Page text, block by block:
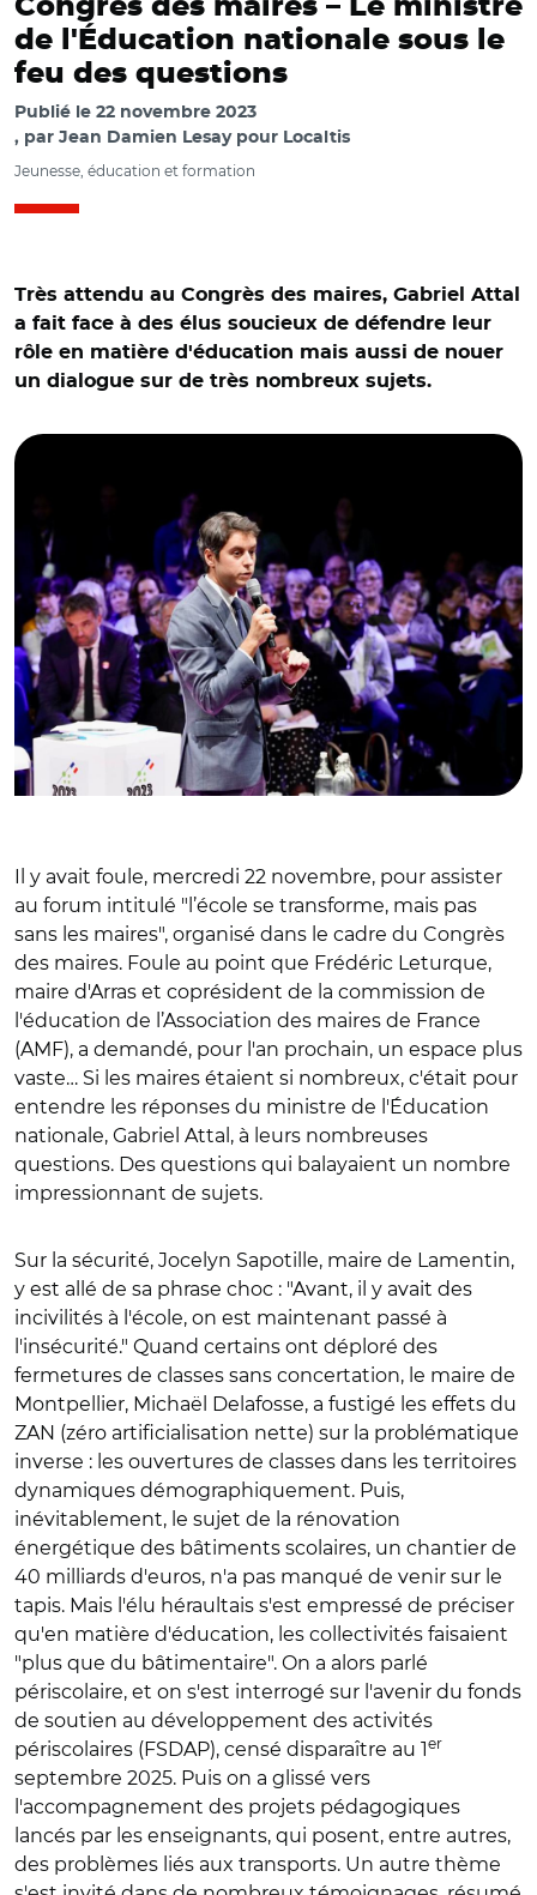
Congrès des maires – Le ministre
de l'Éducation nationale sous le
feu des questions
Publié le 22 novembre 2023
par Jean Damien Lesay pour Localtis
Jeunesse, éducation et formation
Très attendu au Congrès des maires, Gabriel Attal
a fait face à des élus soucieux de défendre leur
rôle en matière d'éducation mais aussi de nouer
un dialogue sur de très nombreux sujets.
Il y avait foule, mercredi 22 novembre, pour assister
au forum intitulé "l’école se transforme, mais pas
sans les maires", organisé dans le cadre du Congrès
des maires. Foule au point que Frédéric Leturque,
maire d'Arras et coprésident de la commission de
l'éducation de l’Association des maires de France
(AMF), a demandé, pour l'an prochain, un espace plus
vaste… Si les maires étaient si nombreux, c'était pour
entendre les réponses du ministre de l'Éducation
nationale, Gabriel Attal, à leurs nombreuses
questions. Des questions qui balayaient un nombre
impressionnant de sujets.
Sur la sécurité, Jocelyn Sapotille, maire de Lamentin,
y est allé de sa phrase choc : "Avant, il y avait des
incivilités à l'école, on est maintenant passé à
l'insécurité." Quand certains ont déploré des
fermetures de classes sans concertation, le maire de
Montpellier, Michaël Delafosse, a fustigé les effets du
ZAN (zéro artificialisation nette) sur la problématique
inverse : les ouvertures de classes dans les territoires
dynamiques démographiquement. Puis,
inévitablement, le sujet de la rénovation
énergétique des bâtiments scolaires, un chantier de
40 milliards d'euros, n'a pas manqué de venir sur le
tapis. Mais l'élu héraultais s'est empressé de préciser
qu'en matière d'éducation, les collectivités faisaient
"plus que du bâtimentaire". On a alors parlé
périscolaire, et on s'est interrogé sur l'avenir du fonds
de soutien au développement des activités
périscolaires (FSDAP), censé disparaître au 1er
septembre 2025. Puis on a glissé vers
l'accompagnement des projets pédagogiques
lancés par les enseignants, qui posent, entre autres,
des problèmes liés aux transports. Un autre thème